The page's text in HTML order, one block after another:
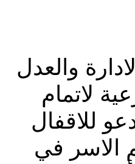
والعدل
لاتمام
للاقفال
الاسر في